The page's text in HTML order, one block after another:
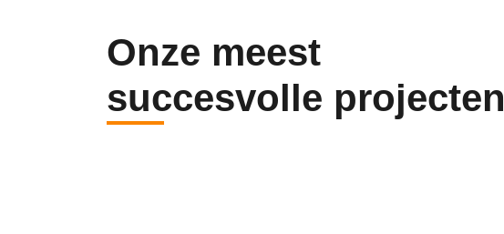
Onze meest
succesvolle projecten